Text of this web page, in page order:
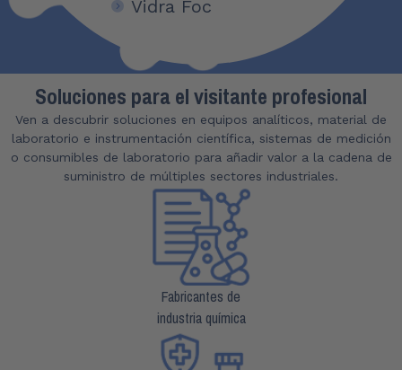
Vidra Foc
Soluciones para el visitante profesional
Ven a descubrir soluciones en equipos analíticos, material de
laboratorio e instrumentación científica, sistemas de medición
o consumibles de laboratorio para añadir valor a la cadena de
suministro de múltiples sectores industriales.
Fabricantes de
industria química